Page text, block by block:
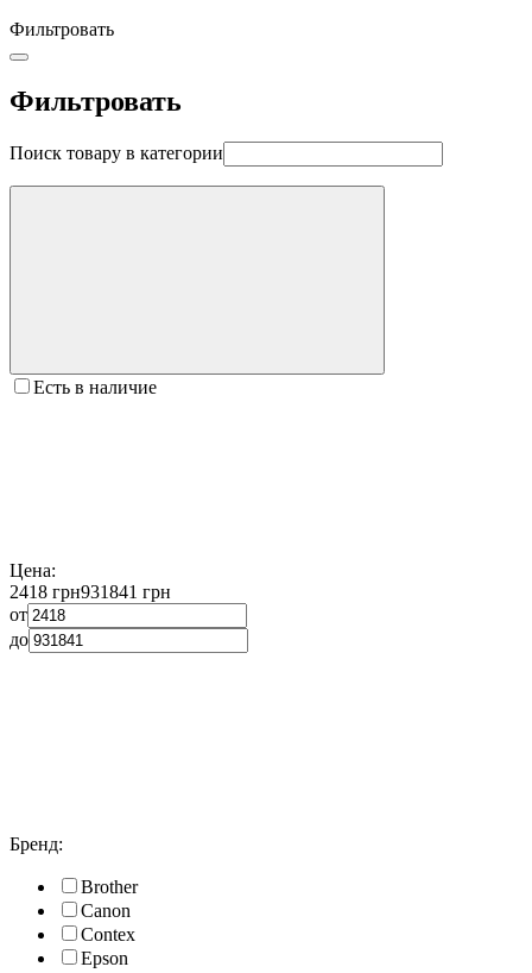
Фильтровать
Фильтровать
Поиск товару в категории
Есть в наличие
Цена:
2418 грн931841 грн
от
до
Бренд:
Brother
Canon
Contex
Epson